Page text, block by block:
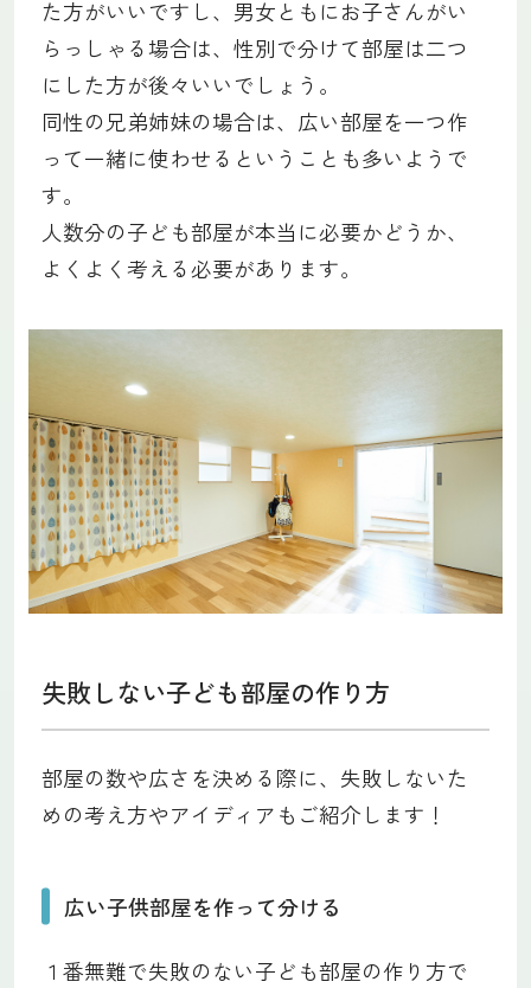
た方がいいですし、男女ともにお子さんがい
らっしゃる場合は、性別で分けて部屋は二つ
にした方が後々いいでしょう。
同性の兄弟姉妹の場合は、広い部屋を一つ作
って一緒に使わせるということも多いようで
す。
人数分の子ども部屋が本当に必要かどうか、
よくよく考える必要があります。
失敗しない子ども部屋の作り方
部屋の数や広さを決める際に、失敗しないた
めの考え方やアイディアもご紹介します！
広い子供部屋を作って分ける
１番無難で失敗のない子ども部屋の作り方で